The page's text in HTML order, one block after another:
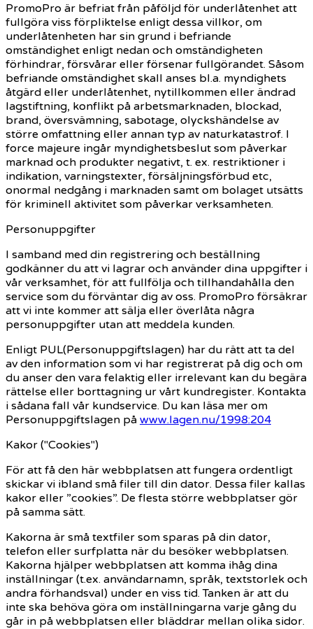
PromoPro är befriat från påföljd för underlåtenhet att
fullgöra viss förpliktelse enligt dessa villkor, om
underlåtenheten har sin grund i befriande
omständighet enligt nedan och omständigheten
förhindrar, försvårar eller försenar fullgörandet. Såsom
befriande omständighet skall anses bl.a. myndighets
åtgärd eller underlåtenhet, nytillkommen eller ändrad
lagstiftning, konflikt på arbetsmarknaden, blockad,
brand, översvämning, sabotage, olyckshändelse av
större omfattning eller annan typ av naturkatastrof. I
force majeure ingår myndighetsbeslut som påverkar
marknad och produkter negativt, t. ex. restriktioner i
indikation, varningstexter, försäljningsförbud etc,
onormal nedgång i marknaden samt om bolaget utsätts
för kriminell aktivitet som påverkar verksamheten.
Personuppgifter
I samband med din registrering och beställning
godkänner du att vi lagrar och använder dina uppgifter i
vår verksamhet, för att fullfölja och tillhandahålla den
service som du förväntar dig av oss. PromoPro försäkrar
att vi inte kommer att sälja eller överlåta några
personuppgifter utan att meddela kunden.
Enligt PUL(Personuppgiftslagen) har du rätt att ta del
av den information som vi har registrerat på dig och om
du anser den vara felaktig eller irrelevant kan du begära
rättelse eller borttagning ur vårt kundregister. Kontakta
i sådana fall vår kundservice. Du kan läsa mer om
Personuppgiftslagen på www.lagen.nu/1998:204
Kakor ("Cookies")
För att få den här webbplatsen att fungera ordentligt
skickar vi ibland små filer till din dator. Dessa filer kallas
kakor eller ”cookies”. De flesta större webbplatser gör
på samma sätt.
Kakorna är små textfiler som sparas på din dator,
telefon eller surfplatta när du besöker webbplatsen.
Kakorna hjälper webbplatsen att komma ihåg dina
inställningar (t.ex. användarnamn, språk, textstorlek och
andra förhandsval) under en viss tid. Tanken är att du
inte ska behöva göra om inställningarna varje gång du
går in på webbplatsen eller bläddrar mellan olika sidor.